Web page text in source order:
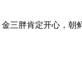
金三胖肯定开心，朝